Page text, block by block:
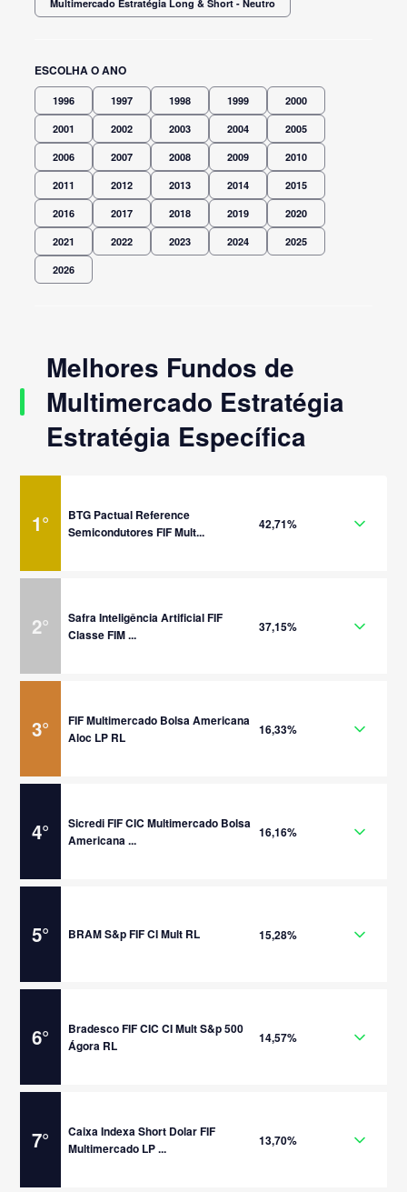
Multimercado Estratégia Long & Short - Neutro
ESCOLHA O ANO
1996 1997 1998 1999 2000
2001 2002 2003 2004 2005
2006 2007 2008 2009 2010
2011 2012 2013 2014 2015
2016 2017 2018 2019 2020
2021 2022 2023 2024 2025
2026
Melhores Fundos de
Multimercado Estratégia
Estratégia Específica
1°
BTG Pactual Reference
Semicondutores FIF Mult...
42,71%
2°
Safra Inteligência Artificial FIF
Classe FIM ...
37,15%
3°
FIF Multimercado Bolsa Americana
Aloc LP RL
16,33%
4°
Sicredi FIF CIC Multimercado Bolsa
Americana ...
16,16%
5° BRAM S&p FIF CI Mult RL 15,28%
6°
Bradesco FIF CIC CI Mult S&p 500
Ágora RL
14,57%
7°
Caixa Indexa Short Dolar FIF
Multimercado LP ...
13,70%